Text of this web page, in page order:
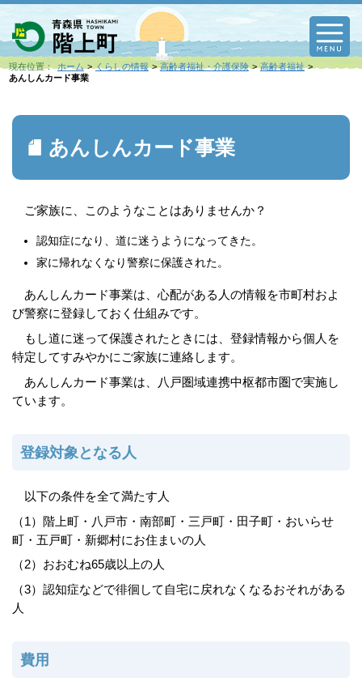
現在位置： ホーム くらしの情報 高齢者福祉・介護保険
高齢者福祉
あんしんカード事業
あんしんカード事業
ご家族に、このようなことはありませんか？
認知症になり、道に迷うようになってきた。
家に帰れなくなり警察に保護された。
あんしんカード事業は、心配がある人の情報を市町村およ
び警察に登録しておく仕組みです。
もし道に迷って保護されたときには、登録情報から個人を
特定してすみやかにご家族に連絡します。
あんしんカード事業は、八戸圏域連携中枢都市圏で実施し
ています。
登録対象となる人
以下の条件を全て満たす人
（1）階上町・八戸市・南部町・三戸町・田子町・おいらせ
町・五戸町・新郷村にお住まいの人
（2）おおむね65歳以上の人
（3）認知症などで徘徊して自宅に戻れなくなるおそれがある
人
費用